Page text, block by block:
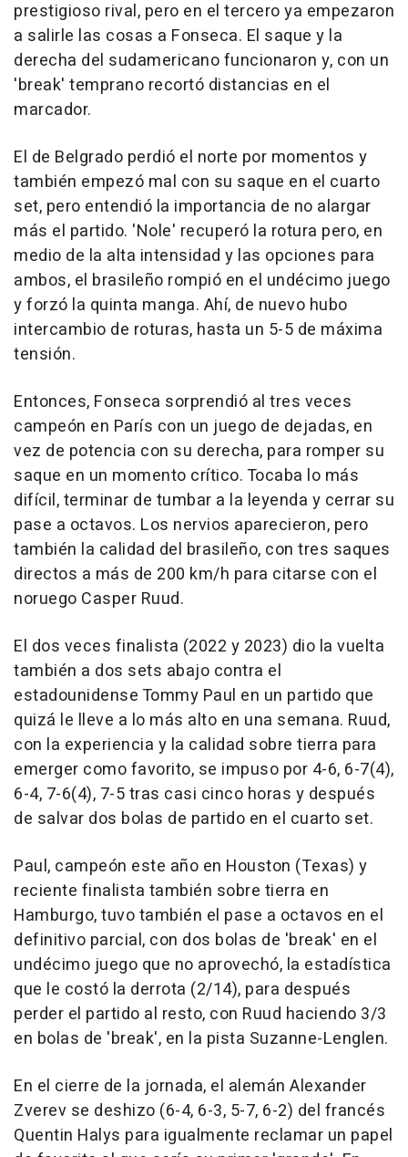
prestigioso rival, pero en el tercero ya empezaron
a salirle las cosas a Fonseca. El saque y la
derecha del sudamericano funcionaron y, con un
'break' temprano recortó distancias en el
marcador.
El de Belgrado perdió el norte por momentos y
también empezó mal con su saque en el cuarto
set, pero entendió la importancia de no alargar
más el partido. 'Nole' recuperó la rotura pero, en
medio de la alta intensidad y las opciones para
ambos, el brasileño rompió en el undécimo juego
y forzó la quinta manga. Ahí, de nuevo hubo
intercambio de roturas, hasta un 5-5 de máxima
tensión.
Entonces, Fonseca sorprendió al tres veces
campeón en París con un juego de dejadas, en
vez de potencia con su derecha, para romper su
saque en un momento crítico. Tocaba lo más
difícil, terminar de tumbar a la leyenda y cerrar su
pase a octavos. Los nervios aparecieron, pero
también la calidad del brasileño, con tres saques
directos a más de 200 km/h para citarse con el
noruego Casper Ruud.
El dos veces finalista (2022 y 2023) dio la vuelta
también a dos sets abajo contra el
estadounidense Tommy Paul en un partido que
quizá le lleve a lo más alto en una semana. Ruud,
con la experiencia y la calidad sobre tierra para
emerger como favorito, se impuso por 4-6, 6-7(4),
6-4, 7-6(4), 7-5 tras casi cinco horas y después
de salvar dos bolas de partido en el cuarto set.
Paul, campeón este año en Houston (Texas) y
reciente finalista también sobre tierra en
Hamburgo, tuvo también el pase a octavos en el
definitivo parcial, con dos bolas de 'break' en el
undécimo juego que no aprovechó, la estadística
que le costó la derrota (2/14), para después
perder el partido al resto, con Ruud haciendo 3/3
en bolas de 'break', en la pista Suzanne-Lenglen.
En el cierre de la jornada, el alemán Alexander
Zverev se deshizo (6-4, 6-3, 5-7, 6-2) del francés
Quentin Halys para igualmente reclamar un papel